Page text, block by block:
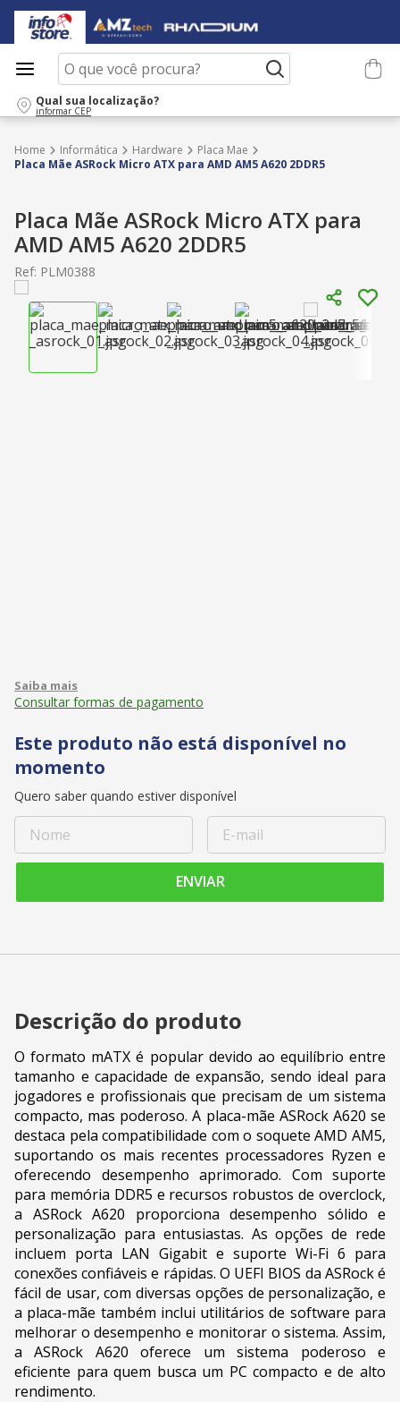
O que você procura?
Qual sua localização?
informar CEP
Informática Hardware
Placa Mae
Placa Mãe ASRock Micro ATX para AMD AM5 A620 2DDR5
Placa Mãe ASRock Micro ATX para
AMD AM5 A620 2DDR5
Ref: PLM0388
Consultar formas de pagamento
Este produto não está disponível no
momento
Quero saber quando estiver disponível
ENVIAR
Descrição do produto
O formato mATX é popular devido ao equilíbrio entre
tamanho e capacidade de expansão, sendo ideal para
jogadores e profissionais que precisam de um sistema
compacto, mas poderoso. A placa-mãe ASRock A620 se
destaca pela compatibilidade com o soquete AMD AM5,
suportando os mais recentes processadores Ryzen e
oferecendo desempenho aprimorado. Com suporte
para memória DDR5 e recursos robustos de overclock,
a ASRock A620 proporciona desempenho sólido e
personalização para entusiastas. As opções de rede
incluem porta LAN Gigabit e suporte Wi-Fi 6 para
conexões confiáveis e rápidas. O UEFI BIOS da ASRock é
fácil de usar, com diversas opções de personalização, e
a placa-mãe também inclui utilitários de software para
melhorar o desempenho e monitorar o sistema. Assim,
a ASRock A620 oferece um sistema poderoso e
eficiente para quem busca um PC compacto e de alto
rendimento.